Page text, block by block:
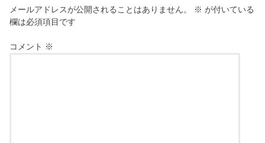
メールアドレスが公開されることはありません。 ※ が付いている
欄は必須項目です
コメント ※